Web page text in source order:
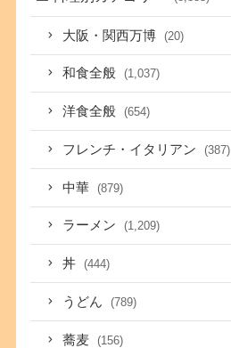
大阪・関西万博 (20)
和食全般 (1,037)
洋食全般 (654)
フレンチ・イタリアン (387)
中華 (879)
ラーメン (1,209)
丼 (444)
うどん (789)
蕎麦 (156)